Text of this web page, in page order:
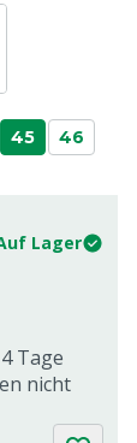
45
46
Lager
Tage
nicht